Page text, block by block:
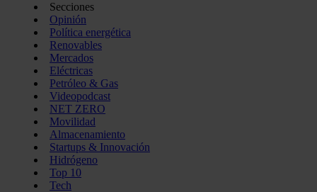
Secciones
Opinión
Política energética
Renovables
Mercados
Eléctricas
Petróleo & Gas
Videopodcast
NET ZERO
Movilidad
Almacenamiento
Startups & Innovación
Hidrógeno
Top 10
Tech